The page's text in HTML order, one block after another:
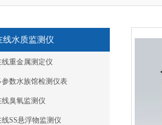
线水质监测仪
线重金属测定仪
参数水族馆检测仪表
线臭氧监测仪
线SS悬浮物监测仪